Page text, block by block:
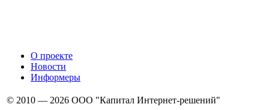
О проекте
Новости
Информеры
© 2010 — 2026 ООО "Капитал Интернет-решений"